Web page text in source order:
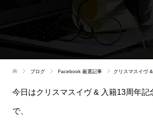
ブログ Facebook 厳選記事 クリスマスイヴ
今日はクリスマスイヴ & 入籍13周年記
で、